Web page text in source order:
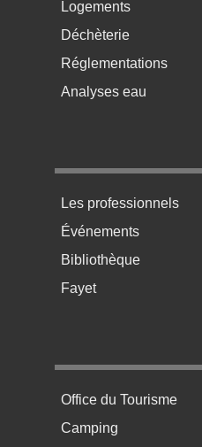
Logements
Déchèterie
Réglementations
Analyses eau
Menu pratique bas
Les professionnels
Événements
Bibliothèque
Fayet
Menu pratique bas
Office du Tourisme
Camping